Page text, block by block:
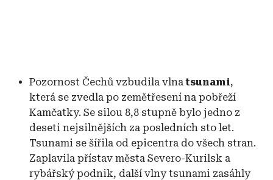
Pozornost Čechů vzbudila vlnatsunami,
která se zvedla po zemětřesení na pobřeží
Kamčatky. Se silou 8,8 stupně bylo jedno z
deseti nejsilnějších za posledních sto let.
Tsunami se šířila od epicentra do všech stran.
Zaplavila přístav města Severo-Kurilsk a
rybářský podnik, další vlny tsunami zasáhly